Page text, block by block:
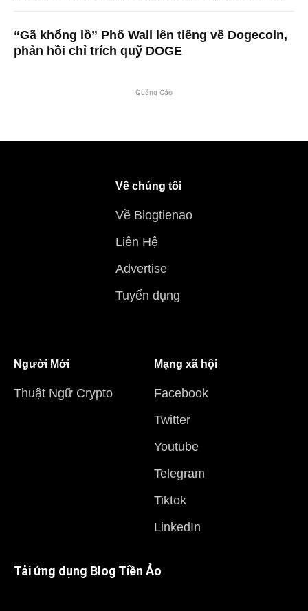
“Gã khổng lồ” Phố Wall lên tiếng về Dogecoin,
phản hồi chỉ trích quỹ DOGE
Quảng Cáo
Về chúng tôi
Về Blogtienao
Liên Hệ
Advertise
Tuyển dụng
Người Mới
Thuật Ngữ Crypto
Mạng xã hội
Facebook
Twitter
Youtube
Telegram
Tiktok
LinkedIn
Tải ứng dụng Blog Tiền Ảo